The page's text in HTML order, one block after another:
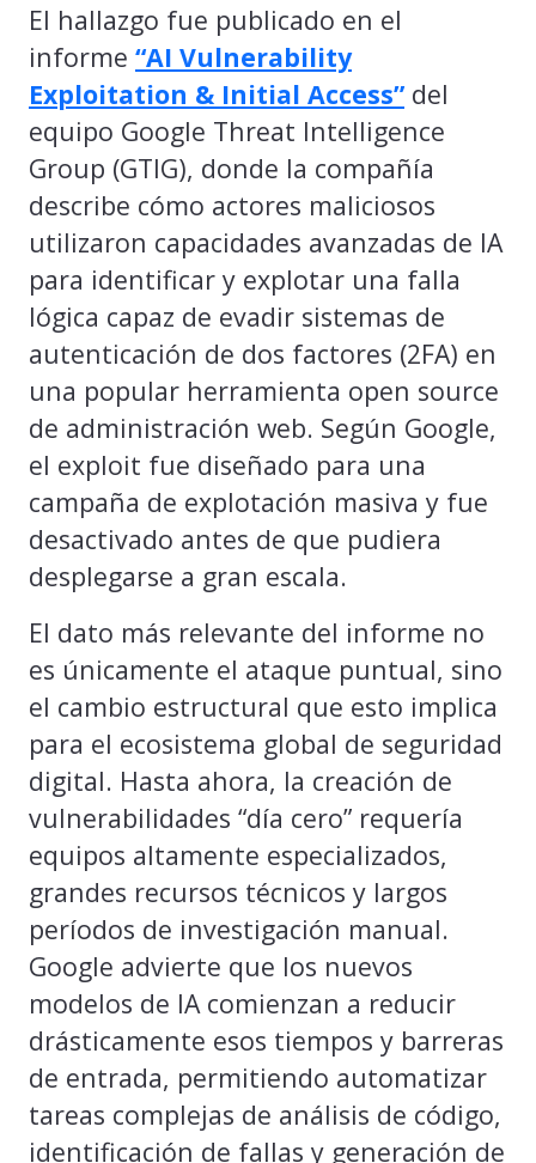
El hallazgo fue publicado en el
informe “AI Vulnerability
Exploitation & Initial Access” del
equipo Google Threat Intelligence
Group (GTIG), donde la compañía
describe cómo actores maliciosos
utilizaron capacidades avanzadas de IA
para identificar y explotar una falla
lógica capaz de evadir sistemas de
autenticación de dos factores (2FA) en
una popular herramienta open source
de administración web. Según Google,
el exploit fue diseñado para una
campaña de explotación masiva y fue
desactivado antes de que pudiera
desplegarse a gran escala.
El dato más relevante del informe no
es únicamente el ataque puntual, sino
el cambio estructural que esto implica
para el ecosistema global de seguridad
digital. Hasta ahora, la creación de
vulnerabilidades “día cero” requería
equipos altamente especializados,
grandes recursos técnicos y largos
períodos de investigación manual.
Google advierte que los nuevos
modelos de IA comienzan a reducir
drásticamente esos tiempos y barreras
de entrada, permitiendo automatizar
tareas complejas de análisis de código,
identificación de fallas y generación de